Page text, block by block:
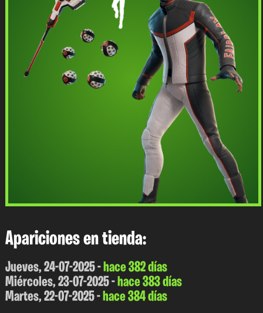
Apariciones en tienda:
Jueves, 24-07-2025 -hace 382 días
Miércoles, 23-07-2025 -hace 383 días
Martes, 22-07-2025 -hace 384 días